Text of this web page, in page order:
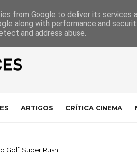
das Análises Suporte da Indústria Contacto
ARTIGOS CRÍTICA CINEMA
Golf: Super Rush
from Google to deliver its services
along with performance and
and address abuse.